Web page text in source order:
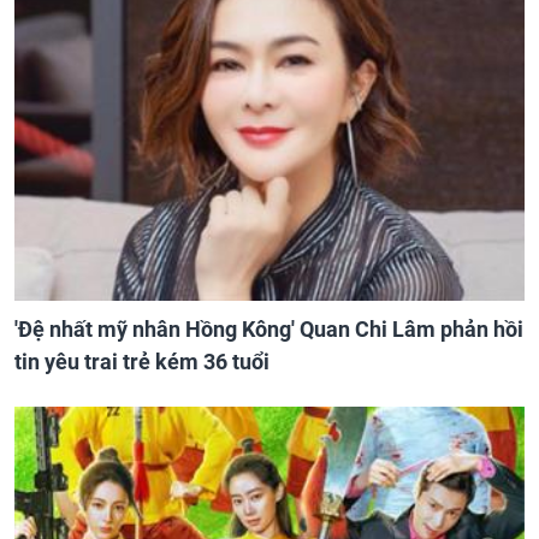
'Đệ nhất mỹ nhân Hồng Kông' Quan Chi Lâm phản hồi
tin yêu trai trẻ kém 36 tuổi